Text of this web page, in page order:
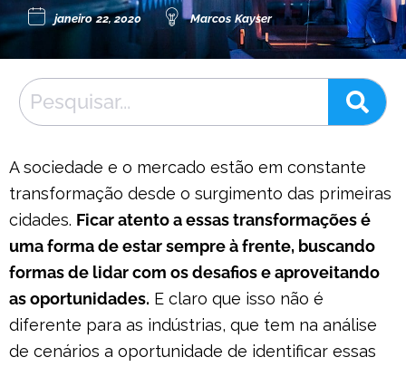
janeiro 22, 2020 Marcos Kayser
A sociedade e o mercado estão em constante
transformação desde o surgimento das primeiras
cidades. Ficar atento a essas transformações é
uma forma de estar sempre à frente, buscando
formas de lidar com os desafios e aproveitando
as oportunidades. E claro que isso não é
diferente para as indústrias, que tem na análise
de cenários a oportunidade de identificar essas